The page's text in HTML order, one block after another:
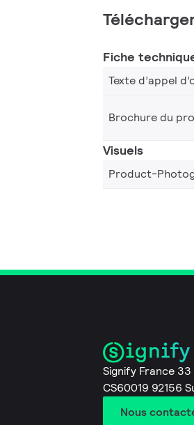
Fiche
Texte d’appel
Brochure du
Visuels
Product-
Signify France
CS60019 92156
Nous